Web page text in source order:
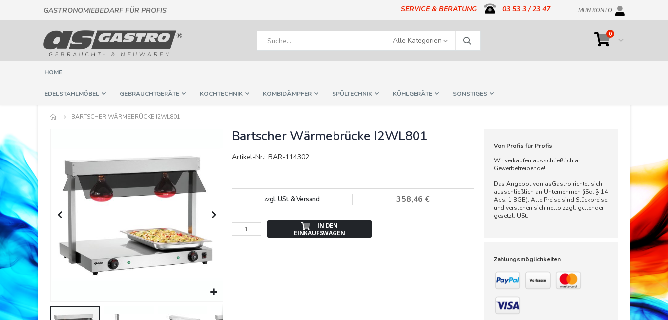
GASTRONOMIEBEDARF FÜR PROFIS
zum
Inhalt
SERVICE & BERATUNG 03 53 3 / 23 47 MEIN KONTO
Cart
0Artikel
Suche
HOME
EDELSTAHLMÖBEL GEBRAUCHTGERÄTE KOCHTECHNIK KOMBIDÄMPFER SPÜLTECHNIK KÜHLGERÄTE SONSTIGES
BARTSCHER WÄRMEBRÜCKE I2WL801
Bildergalerie
Bartscher Wärmebrücke I2WL801
Artikel-Nr.: BAR-114302
358,46 €
zzgl. USt. & Versand
IN DEN
EINKAUFSWAGEN
Von Profis für Profis
Wir verkaufen ausschließlich an
Gewerbetreibende!
Das Angebot von asGastro richtet sich
ausschließlich an Unternehmen (iSd. § 14
Abs. 1 BGB). Alle Preise sind Stückpreise
und verstehen sich netto zzgl. geltender
gesetzl. USt.
Zahlungsmöglichkeiten